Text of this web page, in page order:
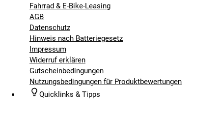
Fahrrad & E-Bike-Leasing
AGB
Datenschutz
Hinweis nach Batteriegesetz
Impressum
Widerruf erklären
Gutscheinbedingungen
Nutzungsbedingungen für Produktbewertungen
Quicklinks & Tipps